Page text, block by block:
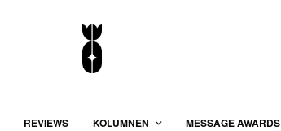
REVIEWS KOLUMNEN MESSAGE AWARDS